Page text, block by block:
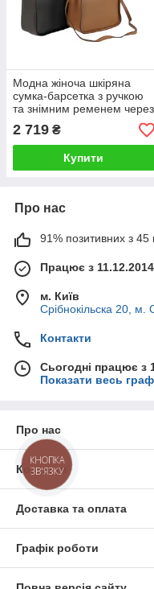
Модна жіноча шкіряна
сумка-барсетка з ручкою
та знімним ременем через
плече
2 719 ₴
Купити
Про нас
91% позитивних з 45
Працює з 11.12.2014
м. Київ
Срібнокільска 20, м.
Контакти
Сьогодні працює з
Показати весь
Про нас
Контакти
Доставка та оплата
Графік роботи
КНОПКА
ЗВ'ЯЗКУ